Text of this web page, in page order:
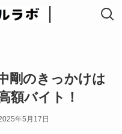
剛のきっかけは
額バイト！
年5月17日